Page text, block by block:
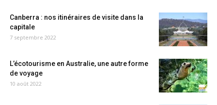
Canberra : nos itinéraires de visite dans la
capitale
7 septembre 2022
L’écotourisme en Australie, une autre forme
de voyage
10 août 2022